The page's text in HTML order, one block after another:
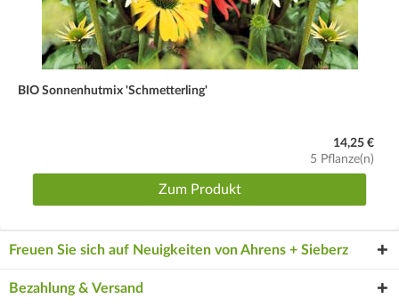
BIO Sonnenhutmix 'Schmetterling'
14,25 €
5 Pflanze(n)
Zum Produkt
Freuen Sie sich auf Neuigkeiten von Ahrens + Sieberz
Bezahlung & Versand